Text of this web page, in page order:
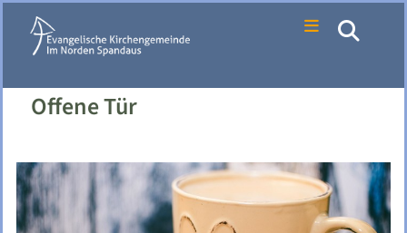
Offene Tür